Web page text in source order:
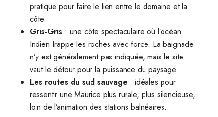
pratique pour faire le lien entre le domaine et la
côte.
Gris-Gris : une côte spectaculaire où l’océan
Indien frappe les roches avec force. La baignade
n’y est généralement pas indiquée, mais le site
vaut le détour pour la puissance du paysage.
Les routes du sud sauvage : idéales pour
ressentir une Maurice plus rurale, plus silencieuse,
loin de l’animation des stations balnéaires.